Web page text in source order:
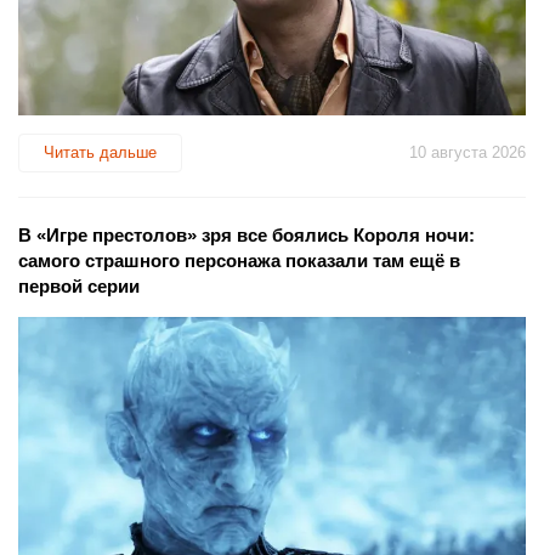
Читать дальше 10 августа 2026
В «Игре престолов» зря все боялись Короля ночи:
самого страшного персонажа показали там ещё в
первой серии